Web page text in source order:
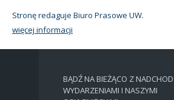
Stronę redaguje Biuro Prasowe UW.
więcej informacji
BĄDŹ NA BIEŻĄCO Z
WYDARZENIAMI I NASZYMI